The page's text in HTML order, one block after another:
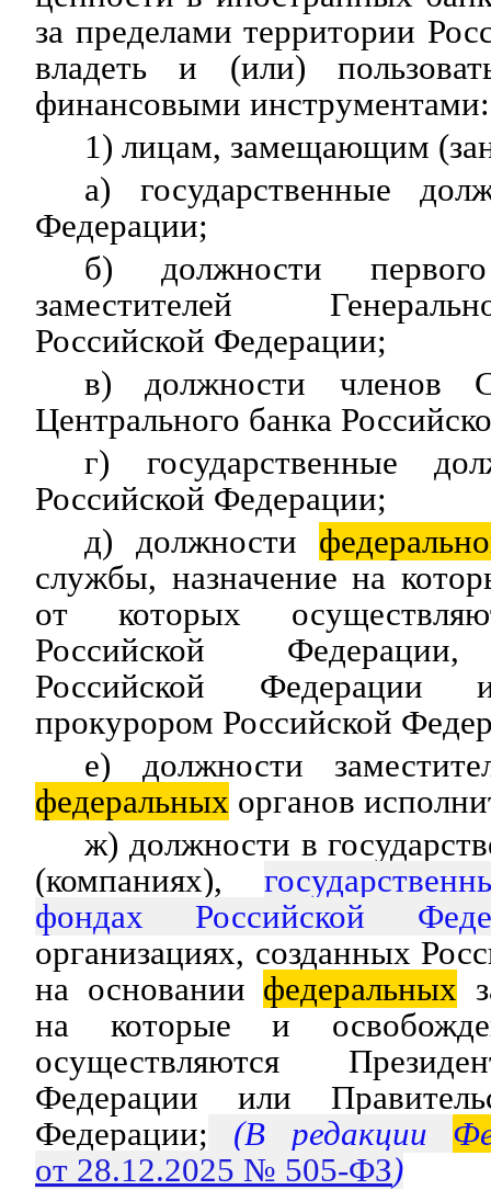
за пределами территории
владеть и (или)
финансовыми инструментами:
1) лицам, замещающим
а) государственные
Федерации;
б) должности
заместителей
Российской Федерации;
в) должности членов
Центрального банка
г) государственные
Российской Федерации;
д) должности
службы, назначение на
от которых
Российской Федерации,
Российской Федерации
прокурором Российской
е) должности
федеральных органов
ж) должности в
(компаниях),
фондах Российской
организациях, созданных
на основании федеральных
на которые и
осуществляются
Федерации или
Федерации; (В редакции
от 28.12.2025 № 505-ФЗ)